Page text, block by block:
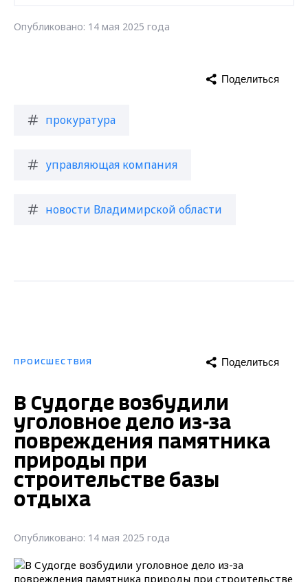
Опубликовано: 14 мая 2025 года
прокуратура
управляющая компания
новости Владимирской области
Поделиться
ПРОИСШЕСТВИЯ Поделиться
В Судогде возбудили
уголовное дело из-за
повреждения памятника
природы при
строительстве базы
отдыха
Опубликовано: 14 мая 2025 года